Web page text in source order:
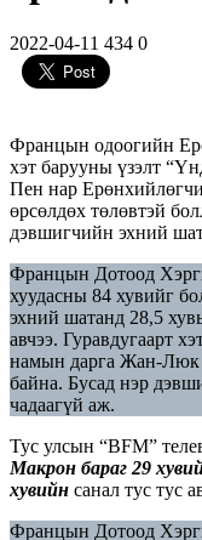
2022-04-11 434 0
Францын одоогийн
хэт барууны үзэлт
Пен нар
өрсөлдөх төлөвтэй
дэвшигчийн эхний
Францын Дотоод
хуудасны 84 хувийг
эхний шатанд 28,5
авчээ. Гуравдугаарт
намын дарга Жан-Люк
байна. Бусад нэр
чадаагүй аж.
Тус улсын “BFM”
Макрон бараг 29
хувийн санал тус тус
Францын Дотоод